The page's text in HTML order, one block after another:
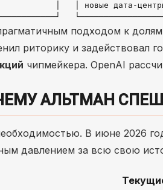
│   │ новые дата-
подходом к
риторику и задействовал
чипмейкера. OpenAI
АЛЬТМАН
В июне 2026
давлением за всю свою